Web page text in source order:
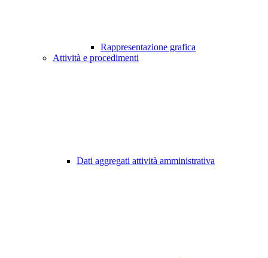
Rappresentazione grafica
Attività e procedimenti
Dati aggregati attività amministrativa